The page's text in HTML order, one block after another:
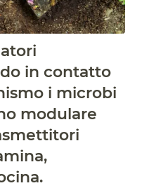
in contatto
i microbi
modulare